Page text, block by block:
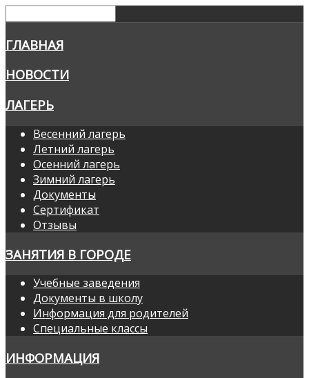
ГЛАВНАЯ
НОВОСТИ
ЛАГЕРЬ
Весенний лагерь
Летний лагерь
Осенний лагерь
Зимний лагерь
Документы
Сертификат
Отзывы
ЗАНЯТИЯ В ГОРОДЕ
Учебные заведения
Документы в школу
Информация для родителей
Специальные классы
ИНФОРМАЦИЯ